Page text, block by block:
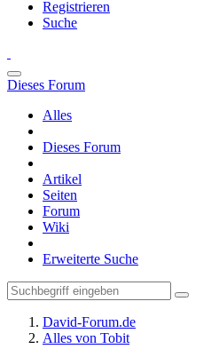
Registrieren
Suche
Dieses Forum
Alles
Dieses Forum
Artikel
Seiten
Forum
Wiki
Erweiterte Suche
David-Forum.de
Alles von Tobit